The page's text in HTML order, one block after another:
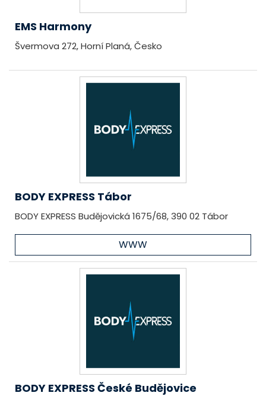
EMS Harmony
Švermova 272, Horní Planá, Česko
BODY EXPRESS Tábor
BODY EXPRESS Budějovická 1675/68, 390 02 Tábor
WWW
BODY EXPRESS České Budějovice